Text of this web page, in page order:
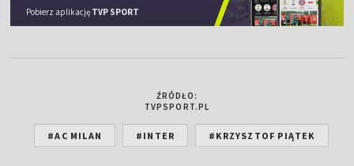
Pobierz aplikację TVP SPORT
ŹRÓDŁO:
TVPSPORT.PL
#AC MILAN #INTER #KRZYSZTOF PIĄTEK